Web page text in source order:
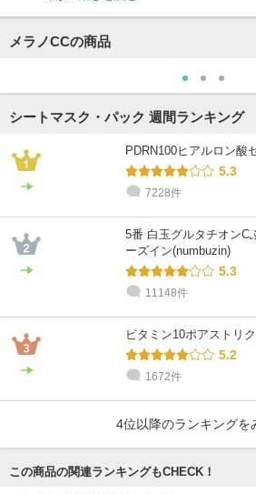
メラノCCの商品
シートマスク・パック 週間ランキング
PDRN100ヒアルロン酸
5.3
7228件
5番 白玉グルタチオンC
ーズイン(numbuzin)
5.3
11148件
ビタミン10ポアストリ
5.2
1672件
4位以降のランキングを
この商品の関連ランキングもCHECK！